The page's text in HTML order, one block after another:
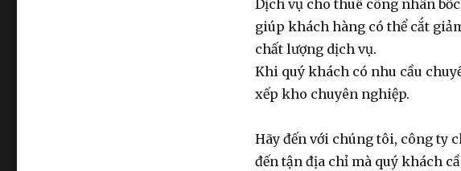
Dịch vụ cho thuê công nhân
giúp khách hàng có thể cắt
chất lượng dịch vụ.
Khi quý khách có nhu cầu
xếp kho chuyên nghiệp.
Hãy đến với chúng tôi, công ty
đến tận địa chỉ mà quý khách